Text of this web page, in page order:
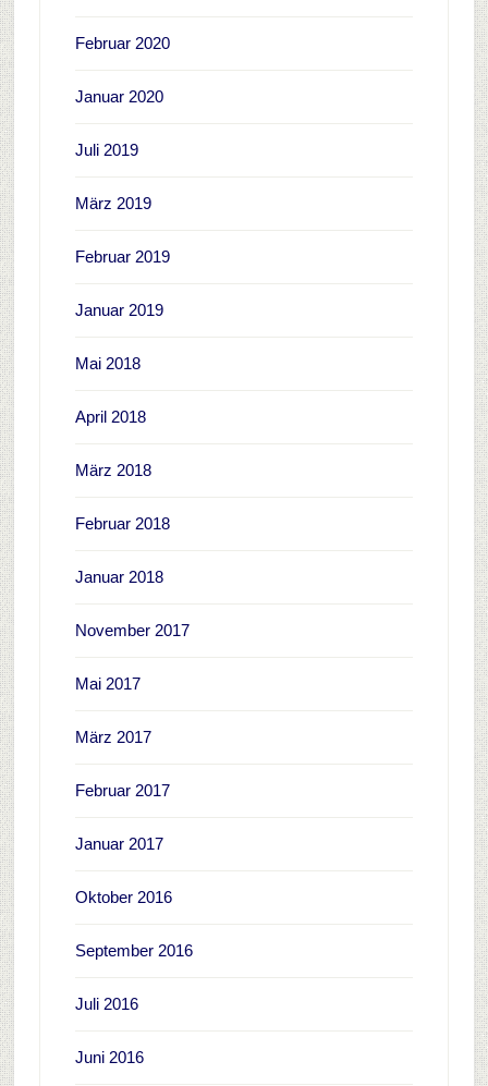
Februar 2020
Januar 2020
Juli 2019
März 2019
Februar 2019
Januar 2019
Mai 2018
April 2018
März 2018
Februar 2018
Januar 2018
November 2017
Mai 2017
März 2017
Februar 2017
Januar 2017
Oktober 2016
September 2016
Juli 2016
Juni 2016